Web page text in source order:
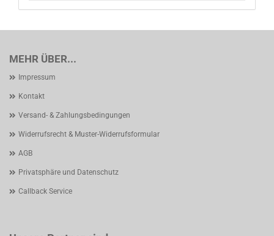
MEHR ÜBER...
Impressum
Kontakt
Versand- & Zahlungsbedingungen
Widerrufsrecht & Muster-Widerrufsformular
AGB
Privatsphäre und Datenschutz
Callback Service